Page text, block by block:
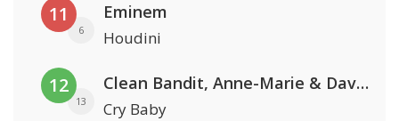
11
6
Eminem
Houdini
12
13
Clean Bandit, Anne-Marie & David Guetta
Cry Baby